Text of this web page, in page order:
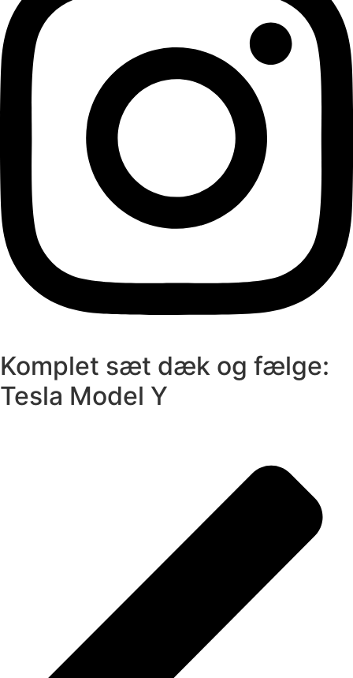
Komplet sæt dæk og fælge:
Tesla Model Y